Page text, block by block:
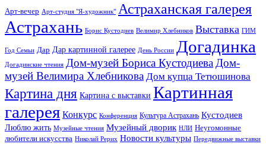
Арт-вечер Арт-студия "Я-художник" Астраханская галерея
Астрахань Борис Кустодиев Велимир Хлебников Выставка ГИМ
Год Семьи Дар Дар картинной галерее День России Догадинка
Догадинские чтения Дом-музей Бориса Кустодиева Дом-
музей Велимира Хлебникова Дом купца Тетюшинова
Картина дня Картина с выставки Картинная
галерея Конкурс Конференция Культура Астрахань Кустодиев
Люблю жить Музейные чтения Музейный дворик НЛИ Неугомонные
любители искусства Николай Рерих Новости культуры Передвижные выставки